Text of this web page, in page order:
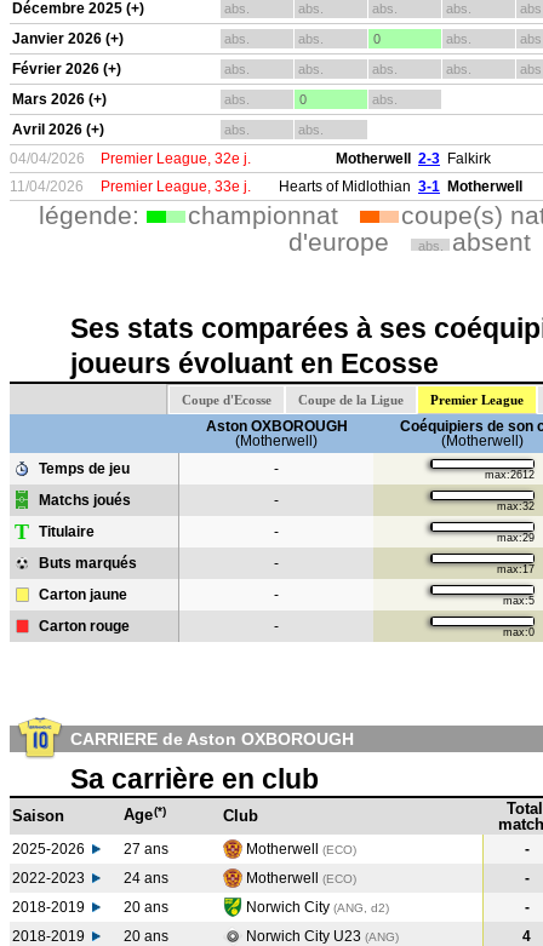
Décembre 2025 (+) abs. abs. abs. abs.
Janvier 2026 (+) abs. abs. 0 abs.
Février 2026 (+) abs. abs. abs. abs.
Mars 2026 (+) abs. 0 abs.
Avril 2026 (+) abs. abs.
04/04/2026 Premier League, 32e j. Motherwell 2-3 Falkirk
11/04/2026
Premier League, 33e j. Hearts of Midlothian 3-1 Motherwell
légende: championnat
coupe(s)
d'europe
abs. absent
Ses stats comparées à ses
joueurs évoluant en Ecosse
Coupe d'Ecosse Coupe de la Ligue Premier League
Aston OXBOROUGH
(Motherwell)
Coéquipiers de son
(Motherwell)
Temps de jeu
- max:2612
Matchs joués - max:32
T Titulaire - max:29
Buts marqués - max:17
Carton jaune - max:5
Carton rouge - max:0
CARRIERE de Aston OXBOROUGH
Sa carrière en club
Saison Age(*) Club
Total
2025-2026 27 ans Motherwell (ECO)
-
2022-2023
24 ans Motherwell (ECO)
-
2018-2019
20 ans Norwich City (ANG, d2)
-
2018-2019
20 ans Norwich City U23 (ANG)
4